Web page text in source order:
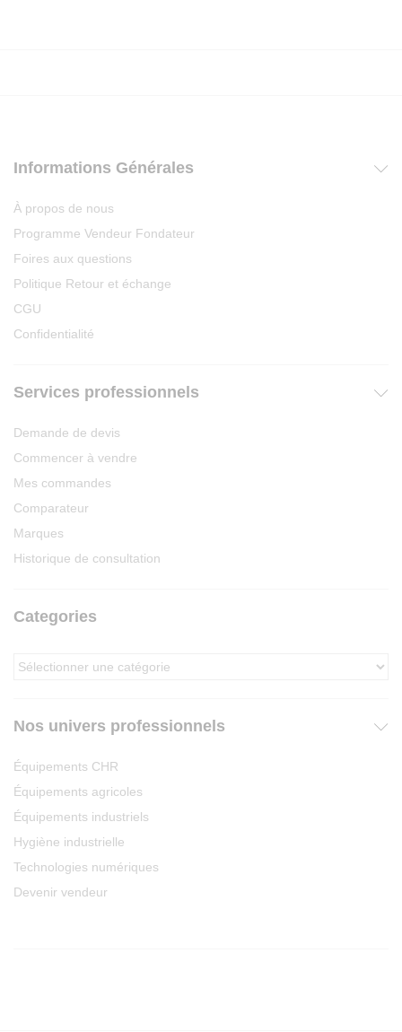
Informations Générales
À propos de nous
Programme Vendeur Fondateur
Foires aux questions
Politique Retour et échange
CGU
Confidentialité
Services professionnels
Demande de devis
Commencer à vendre
Mes commandes
Comparateur
Marques
Historique de consultation
Categories
Nos univers professionnels
Équipements CHR
Équipements agricoles
Équipements industriels
Hygiène industrielle
Technologies numériques
Devenir vendeur